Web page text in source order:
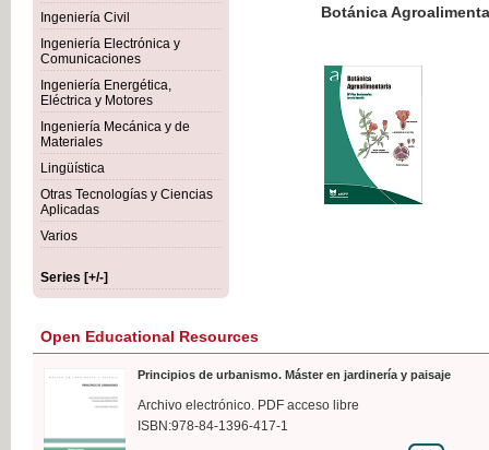
Ingeniería Civil
Ingeniería Electrónica y
Comunicaciones
Ingeniería Energética,
Eléctrica y Motores
Ingeniería Mecánica y de
Materiales
Lingüística
Otras Tecnologías y Ciencias
Aplicadas
Varios
Series [+/-]
Botánica Agroalimentaria
Open Educational Resources
Principios de urbanismo. Máster en jardinería y paisaje
Archivo electrónico. PDF acceso libre
ISBN:978-84-1396-417-1